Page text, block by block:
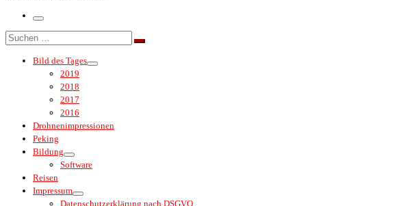
Menü
Suche
Suchen …
Bild des Tages
2019
2018
2017
2016
Drohnenimpressionen
Peking
Bildung
Software
Reisen
Impressum
Datenschutzerklärung nach DSGVO